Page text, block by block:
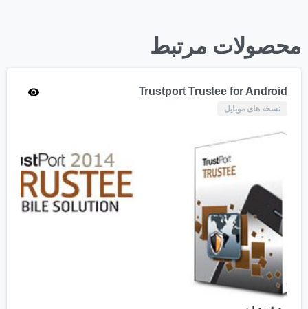
محصولات مرتبط
Trustport Trustee for Android
نسخه های موبایل